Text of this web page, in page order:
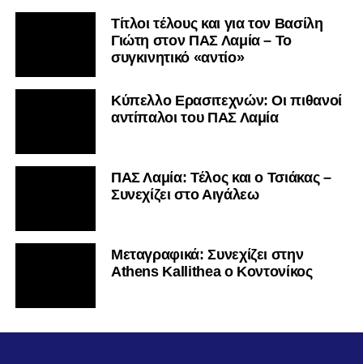
Τίτλοι τέλους και για τον Βασίλη
Γιώτη στον ΠΑΣ Λαμία – Το
συγκινητικό «αντίο»
Κύπελλο Ερασιτεχνών: Οι πιθανοί
αντίπαλοι του ΠΑΣ Λαμία
ΠΑΣ Λαμία: Τέλος και ο Τσιάκας –
Συνεχίζει στο Αιγάλεω
Mεταγραφικά: Συνεχίζει στην
Athens Kallithea ο Κοντονίκος